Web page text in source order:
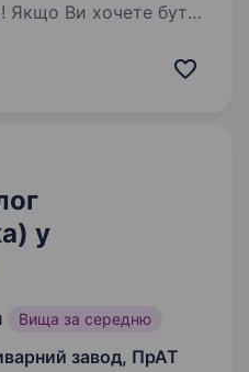
Якщо Ви хочете бути
бажаєте гарантовано
у
Вища за середню
завод, ПрАТ